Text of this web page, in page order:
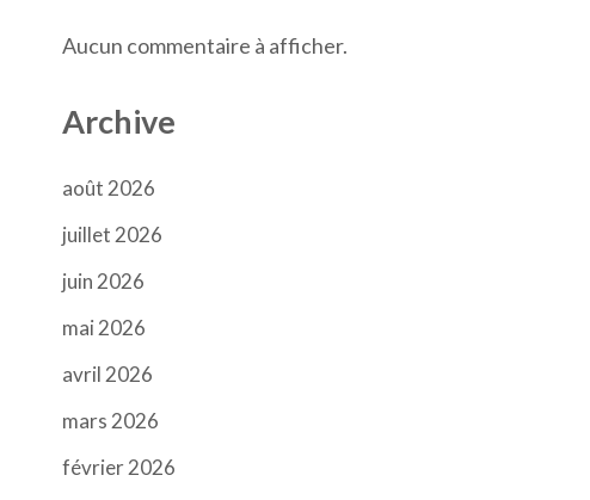
Aucun commentaire à afficher.
Archive
août 2026
juillet 2026
juin 2026
mai 2026
avril 2026
mars 2026
février 2026